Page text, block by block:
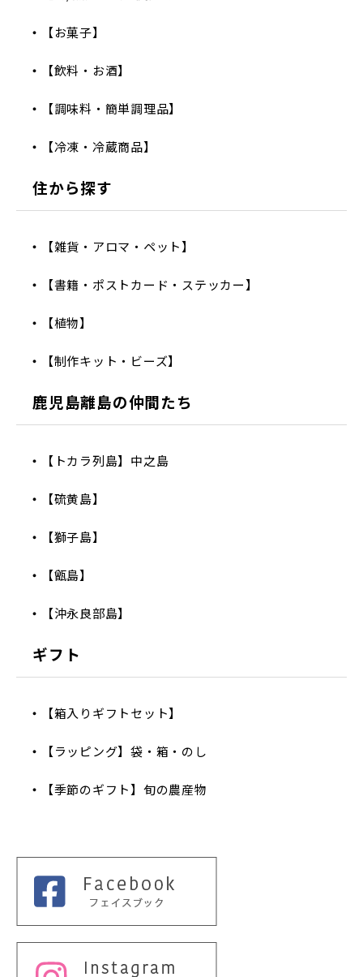
【お菓子】
【飲料・お酒】
【調味料・簡単調理品】
【冷凍・冷蔵商品】
住から探す
【雑貨・アロマ・ペット】
【書籍・ポストカード・ステッカー】
【植物】
【制作キット・ビーズ】
鹿児島離島の仲間たち
【トカラ列島】中之島
【硫黄島】
【獅子島】
【甑島】
【沖永良部島】
ギフト
【箱入りギフトセット】
【ラッピング】袋・箱・のし
【季節のギフト】旬の農産物